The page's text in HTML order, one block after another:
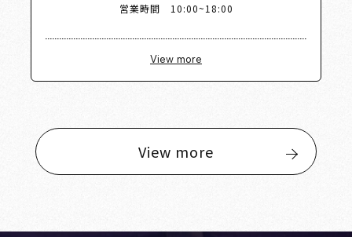
営業時間 10:00~18:00
View more
View more